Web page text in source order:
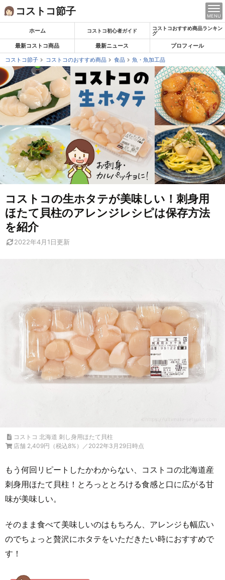
Skip
to
コストコ節子 MENU
ホーム コストコ初心者ガイド
コストコおすすめ商品ランキン
グ
最新コストコ商品 最新ニュース
プロフィール
コストコ節子
コストコのおすすめ商品 食品 魚・魚加工品
コストコの生ホタテが美味しい！刺身用
ほたて貝柱のアレンジレシピは保存方法
を紹介
2022年4月1日更新
コストコ 北海道 刺し身用ほたて貝柱
店舗 2,409円（税込8%）／2022年3月29日時点
もう何回リピートしたかわからない、コストコの北海道産
刺身用ほたて貝柱！とろっととろける食感と口に広がる甘
味が美味しい。
そのまま食べて美味しいのはもちろん、アレンジも幅広い
のでちょっと贅沢にホタテをいただきたい時におすすめで
す！